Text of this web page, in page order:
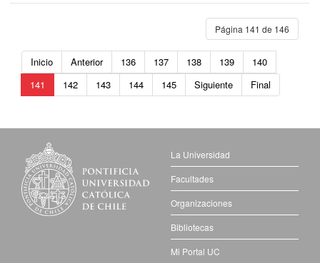
Página 141 de 146
Inicio Anterior 136 137 138 139
140
141
142 143 144 145 Siguiente Final
La Universidad
Facultades
Organizaciones
Bibliotecas
Mi Portal UC